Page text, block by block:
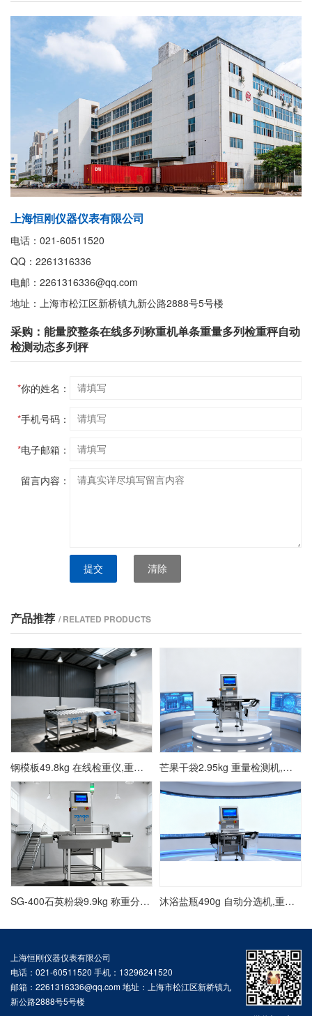
上海恒刚仪器仪表有限公司
电话：021-60511520
QQ：2261316336
电邮：2261316336@qq.com
地址：上海市松江区新桥镇九新公路2888号5号楼
采购：能量胶整条在线多列称重机单条重量多列检重秤自动
检测动态多列秤
*你的姓名：
*手机号码：
*电子邮箱：
留言内容：
提交 清除
产品推荐 / RELATED PRODUCTS
钢模板49.8kg 在线检重仪,重量检测秤厂家 芒果干袋2.95kg 重量检测机,在线称重仪方案
SG-400石英粉袋9.9kg 称重分选机,动态选别秤方案 沐浴盐瓶490g 自动分选机,重量选别秤价格
上海恒刚仪器仪表有限公司
电话：021-60511520 手机：13296241520
邮箱：2261316336@qq.com 地址：上海市松江区新桥镇九
新公路2888号5号楼